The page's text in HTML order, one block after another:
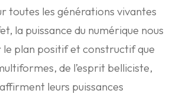
toutes les générations vivantes
la puissance du numérique nous
le plan positif et constructif que
de l’esprit belliciste,
leurs puissances